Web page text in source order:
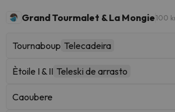
Grand Tourmalet & La Mongie100
Tournaboup Telecadeira
Ètoile I & II Teleski de arrasto
Caoubere